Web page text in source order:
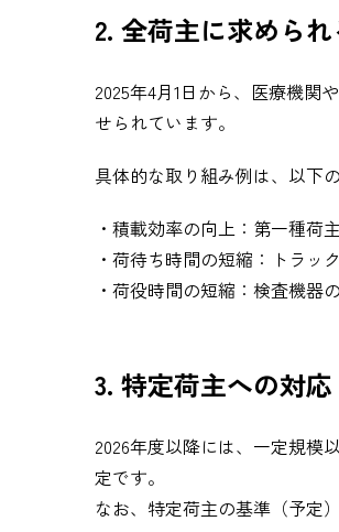
2. 全荷主に求めら
2025年4月1日から、医療機関
せられています。
具体的な取り組み例は、以下
・積載効率の向上：第一種荷
・荷待ち時間の短縮：トラッ
・荷役時間の短縮：検査機器
3. 特定荷主への対応
2026年度以降には、一定規模
定です。
なお、特定荷主の基準（予定